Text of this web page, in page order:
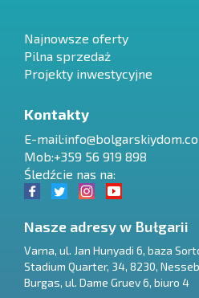
Najnowsze oferty
Pilna sprzedaż
Projekty inwestycyjne
Kontakty
E-mail:
Mob:+359 56 919 898
Śledźcie nas na:
Nasze adresy w Bułgarii
Varna, ul. Jan Hunyadi 6, baza
Stadium Quarter, 34, 8230,
Burgas, ul. Dame Gruev 6, biuro 4